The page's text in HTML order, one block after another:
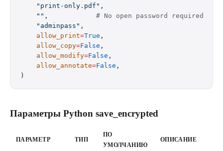
    "print-only.pdf"
,
    ""
, # No open password required
    "adminpass"
,
    allow_print
=True ,
    allow_copy
=False ,
    allow_modify
=False ,
    allow_annotate
=False ,
)
Параметры Python save_encrypted
ПАРАМЕТР ТИП
ПО
УМОЛЧАНИЮ
ОПИСАНИЕ